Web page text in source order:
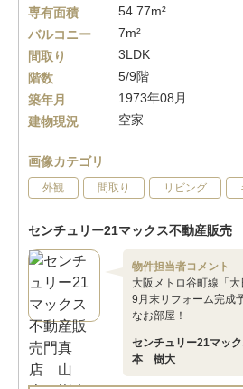
専有面積
54.77m²
バルコニー
7m²
間取り
3LDK
階数
5/9階
築年月
1973年08月
建物現況
空家
画像カテゴリ
外観 間取り リビング
センチュリー21マックス不動産販売
物件担当者コメント
大阪メトロ谷町線「
9月末リフォーム完成
なお部屋！
センチュリー21マッ
本 樹大